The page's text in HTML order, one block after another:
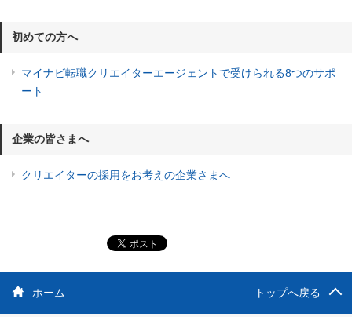
初めての方へ
マイナビ転職クリエイターエージェントで受けられる8つのサポ
ート
企業の皆さまへ
クリエイターの採用をお考えの企業さまへ
ホーム トップへ戻る